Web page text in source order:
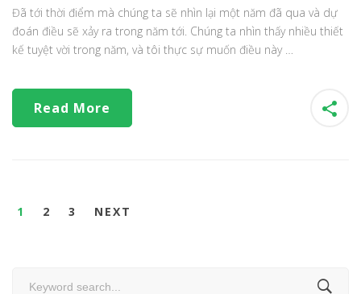
Đã tới thời điểm mà chúng ta sẽ nhìn lại một năm đã qua và dự
đoán điều sẽ xảy ra trong năm tới. Chúng ta nhìn thấy nhiều thiết
kế tuyệt vời trong năm, và tôi thực sự muốn điều này …
Read More
1 2 3 NEXT